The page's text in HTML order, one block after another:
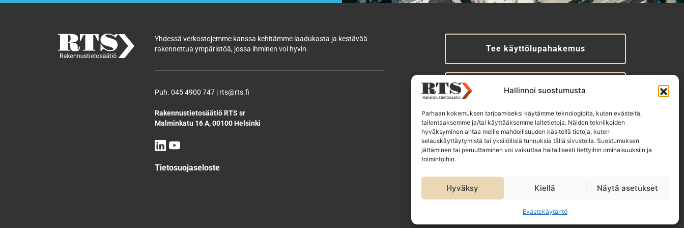
Hallinnoi suostumusta
Parhaan kokemuksen tarjoamiseksi käytämme teknologioita, kuten evästeitä,
tallentaaksemme ja/tai käyttääksemme laitetietoja. Näiden tekniikoiden
hyväksyminen antaa meille mahdollisuuden käsitellä tietoja, kuten
selauskäyttäytymistä tai yksilöllisiä tunnuksia tällä sivustolla. Suostumuksen
jättäminen tai peruuttaminen voi vaikuttaa haitallisesti tiettyihin ominaisuuksiin ja
toimintoihin.
Hyväksy Kiellä Näytä asetukset
Evästekäytäntö
Yhdessä verkostojemme kanssa kehitämme laadukasta ja kestävää
rakennettua ympäristöä, jossa ihminen voi hyvin.
Puh. 045 4900 747 | rts@rts.fi
Rakennustietosäätiö RTS sr
Malminkatu 16 A, 00100 Helsinki
Tietosuojaseloste
Tee käyttölupahakemus
Tilaa uutiskirje
RTS-konsernin yhtiöt:
Rakennustieto Oy
Rakennustietomalli Oy